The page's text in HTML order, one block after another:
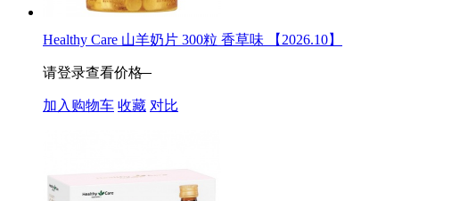
Healthy Care 山羊奶片 300粒 香草味 【2026.10】
请登录查看价格
加入购物车 收藏 对比